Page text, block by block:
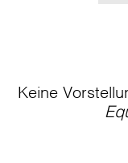
Keine